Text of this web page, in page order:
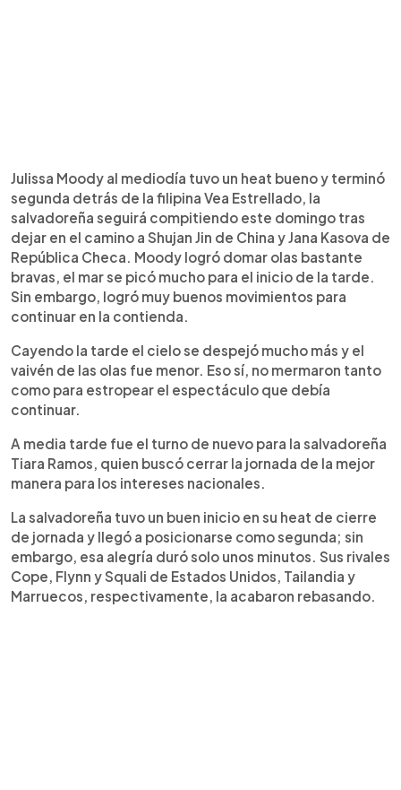
Julissa Moody al mediodía tuvo un heat bueno y terminó
segunda detrás de la filipina Vea Estrellado, la
salvadoreña seguirá compitiendo este domingo tras
dejar en el camino a Shujan Jin de China y Jana Kasova de
República Checa. Moody logró domar olas bastante
bravas, el mar se picó mucho para el inicio de la tarde.
Sin embargo, logró muy buenos movimientos para
continuar en la contienda.
Cayendo la tarde el cielo se despejó mucho más y el
vaivén de las olas fue menor. Eso sí, no mermaron tanto
como para estropear el espectáculo que debía
continuar.
A media tarde fue el turno de nuevo para la salvadoreña
Tiara Ramos, quien buscó cerrar la jornada de la mejor
manera para los intereses nacionales.
La salvadoreña tuvo un buen inicio en su heat de cierre
de jornada y llegó a posicionarse como segunda; sin
embargo, esa alegría duró solo unos minutos. Sus rivales
Cope, Flynn y Squali de Estados Unidos, Tailandia y
Marruecos, respectivamente, la acabaron rebasando.